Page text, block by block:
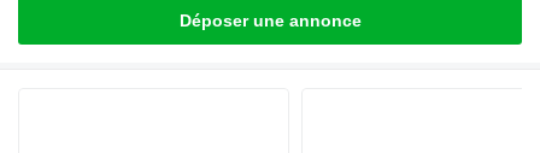
Déposer une annonce